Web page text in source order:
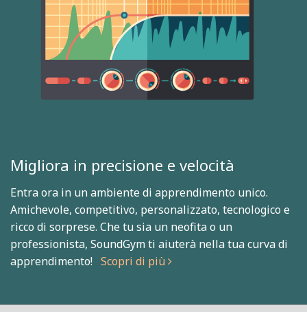
Migliora in precisione e velocità
Entra ora in un ambiente di apprendimento unico.
Amichevole, competitivo, personalizzato, tecnologico e
ricco di sorprese. Che tu sia un neofita o un
professionista, SoundGym ti aiuterà nella tua curva di
apprendimento! Scopri di più